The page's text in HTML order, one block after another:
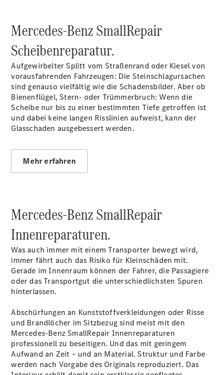
Transporter
Leasing
Privatkunden
Leasing
Gewerbekunden
Finanzierung
Privatkunden
Finanzierung
Gewerbekunden
Benz
Store
Sprinter
Kastenwagen
eSprinter
Sprinter
Tourer
Sprinter
Pritschenfahrzeug
eSprinter
Pritschenfahrzeug
Mercedes-Benz SmallRepair
Scheibenreparatur.
Aufgewirbelter Splitt vom Straßenrand oder Kiesel von
vorausfahrenden Fahrzeugen: Die Steinschlagursachen
sind genauso vielfältig wie die Schadensbilder. Aber ob
Bienenflügel, Stern- oder Trümmerbruch: Wenn die
Scheibe nur bis zu einer bestimmten Tiefe getroffen ist
und dabei keine langen Risslinien aufweist, kann der
Glasschaden ausgebessert werden.
Mehr erfahren
Mercedes-Benz SmallRepair
Innenreparaturen.
Was auch immer mit einem Transporter bewegt wird,
immer fährt auch das Risiko für Kleinschäden mit.
Gerade im Innenraum können der Fahrer, die Passagiere
oder das Transportgut die unterschiedlichsten Spuren
hinterlassen.
Abschürfungen an Kunststoffverkleidungen oder Risse
und Brandlöcher im Sitzbezug sind meist mit den
Mercedes-Benz SmallRepair Innenreparaturen
professionell zu beseitigen. Und das mit geringem
Aufwand an Zeit – und an Material. Struktur und Farbe
werden nach Vorgabe des Originals reproduziert. Das